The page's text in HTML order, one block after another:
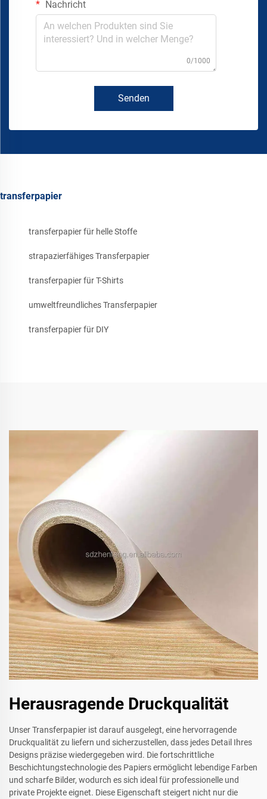
Nachricht
0/1000
Senden
transferpapier
transferpapier für helle Stoffe
strapazierfähiges Transferpapier
transferpapier für T-Shirts
umweltfreundliches Transferpapier
transferpapier für DIY
Herausragende Druckqualität
Unser Transferpapier ist darauf ausgelegt, eine hervorragende
Druckqualität zu liefern und sicherzustellen, dass jedes Detail Ihres
Designs präzise wiedergegeben wird. Die fortschrittliche
Beschichtungstechnologie des Papiers ermöglicht lebendige Farben
und scharfe Bilder, wodurch es sich ideal für professionelle und
private Projekte eignet. Diese Eigenschaft steigert nicht nur die